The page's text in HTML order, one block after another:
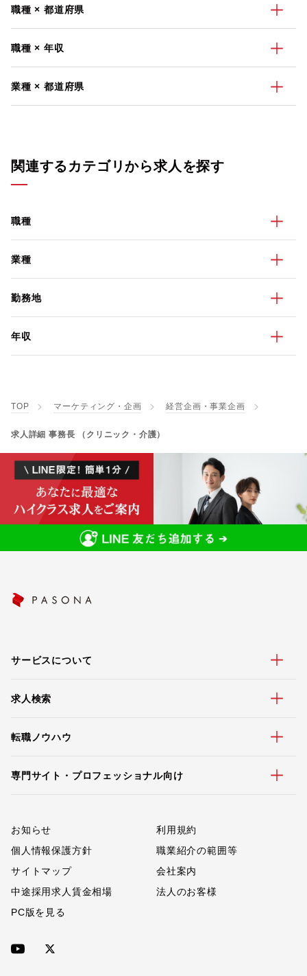
職種 × 都道府県
職種 × 年収
業種 × 都道府県
関連するカテゴリから求人を探す
職種
業種
勤務地
年収
TOP マーケティング・企画 経営企画・事業企画
求人詳細 事務長 （クリニック・介護）
サービスについて
求人検索
転職ノウハウ
専門サイト・プロフェッショナル向け
お知らせ
利用規約
個人情報保護方針
職業紹介の範囲等
サイトマップ
会社案内
中途採用求人賃金相場
法人のお客様
PC版を見る